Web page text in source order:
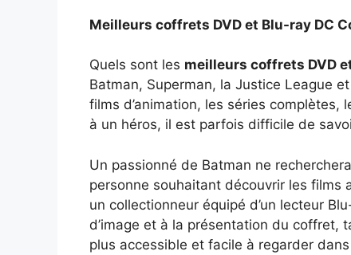
Meilleurs coffrets DVD et Blu-ray DC
Quels sont les meilleurs coffrets DVD
Batman, Superman, la Justice League
films d’animation, les séries
à un héros, il est parfois difficile de
Un passionné de Batman ne
personne souhaitant découvrir les films
un collectionneur équipé d’un lecteur
d’image et à la présentation du coffret,
plus accessible et facile à regarder